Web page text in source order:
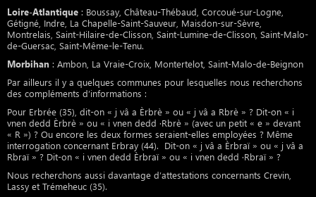
Loire-Atlantique : Boussay, Château-Thébaud, Corcoué-sur-Logne,
Gétigné, Indre, La Chapelle-Saint-Sauveur, Maisdon-sur-Sèvre,
Montrelais, Saint-Hilaire-de-Clisson, Saint-Lumine-de-Clisson, Saint-Malo-
de-Guersac, Saint-Même-le-Tenu.
Morbihan : Ambon, La Vraie-Croix, Montertelot, Saint-Malo-de-Beignon
Par ailleurs il y a quelques communes pour lesquelles nous recherchons
des compléments d’informations :
Pour Erbrée (35), dit-on « j vâ a Èrbrè » ou « j vâ a Rbrè » ? Dit-on « i
vnen dedd Èrbrè » ou « i vnen dedd ·Rbrè » (avec un petit « e » devant
« R ») ? Ou encore les deux formes seraient-elles employées ? Même
interrogation concernant Erbray (44). Dit-on « j vâ a Èrbraï » ou « j vâ a
Rbraï » ? Dit-on « i vnen dedd Èrbraï » ou « i vnen dedd ·Rbraï » ?
Nous recherchons aussi davantage d’attestations concernants Crevin,
Lassy et Trémeheuc (35).